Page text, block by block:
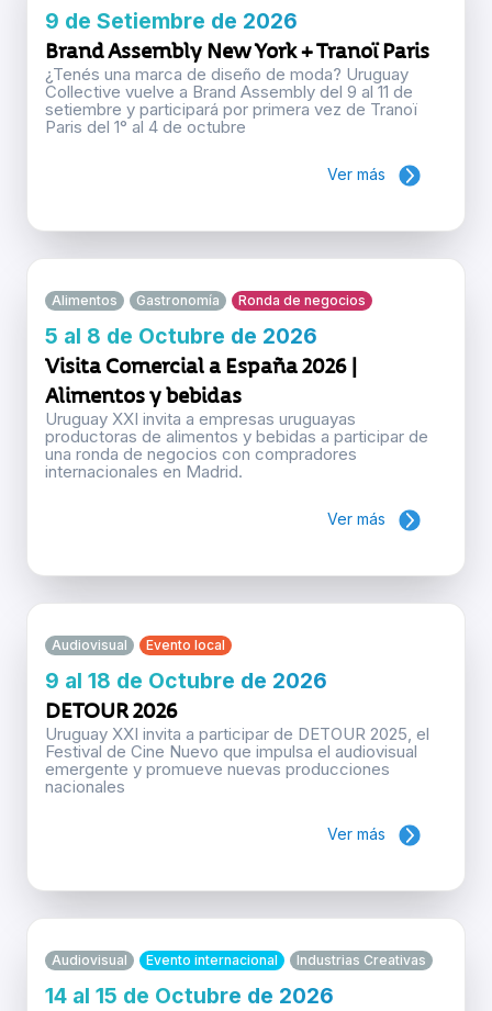
9 de Setiembre de 2026
Brand Assembly New York + Tranoï Paris
¿Tenés una marca de diseño de moda? Uruguay
Collective vuelve a Brand Assembly del 9 al 11 de
setiembre y participará por primera vez de Tranoï
Paris del 1° al 4 de octubre
Ver más
Alimentos Gastronomía Ronda de negocios
5 al 8 de Octubre de 2026
Visita Comercial a España 2026 |
Alimentos y bebidas
Uruguay XXI invita a empresas uruguayas
productoras de alimentos y bebidas a participar de
una ronda de negocios con compradores
internacionales en Madrid.
Ver más
Audiovisual Evento local
9 al 18 de Octubre de 2026
DETOUR 2026
Uruguay XXI invita a participar de DETOUR 2025, el
Festival de Cine Nuevo que impulsa el audiovisual
emergente y promueve nuevas producciones
nacionales
Ver más
Audiovisual Evento internacional Industrias Creativas
14 al 15 de Octubre de 2026